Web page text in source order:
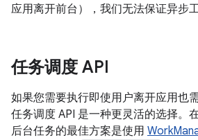
应用离开前台），我们无法保证异步
任务调度 API
如果您需要执行即使用户离开应用也
任务调度 API 是一种更灵活的选择。
后台任务的最佳方案是使用